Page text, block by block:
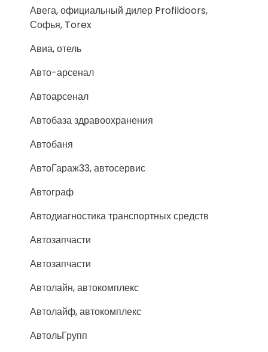
Авега, официальный дилер Profildoors,
Софья, Torex
Авиа, отель
Авто-арсенал
Автоарсенал
Автобаза здравоохранения
Автобаня
АвтоГараж33, автосервис
Автограф
Автодиагностика транспортных средств
Автозапчасти
Автозапчасти
Автолайн, автокомплекс
Автолайф, автокомплекс
АвтольГрупп